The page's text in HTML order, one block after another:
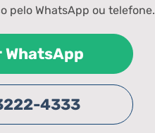
pelo WhatsApp ou telefone.
4333